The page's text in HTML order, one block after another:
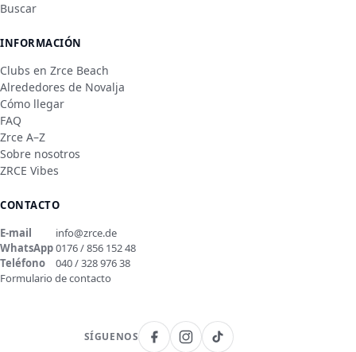
Buscar
INFORMACIÓN
Clubs en Zrce Beach
Alrededores de Novalja
Cómo llegar
FAQ
Zrce A–Z
Sobre nosotros
ZRCE Vibes
CONTACTO
E-mail
info@zrce.de
WhatsApp0176 / 856 152 48
Teléfono
040 / 328 976 38
Formulario de contacto
SÍGUENOS